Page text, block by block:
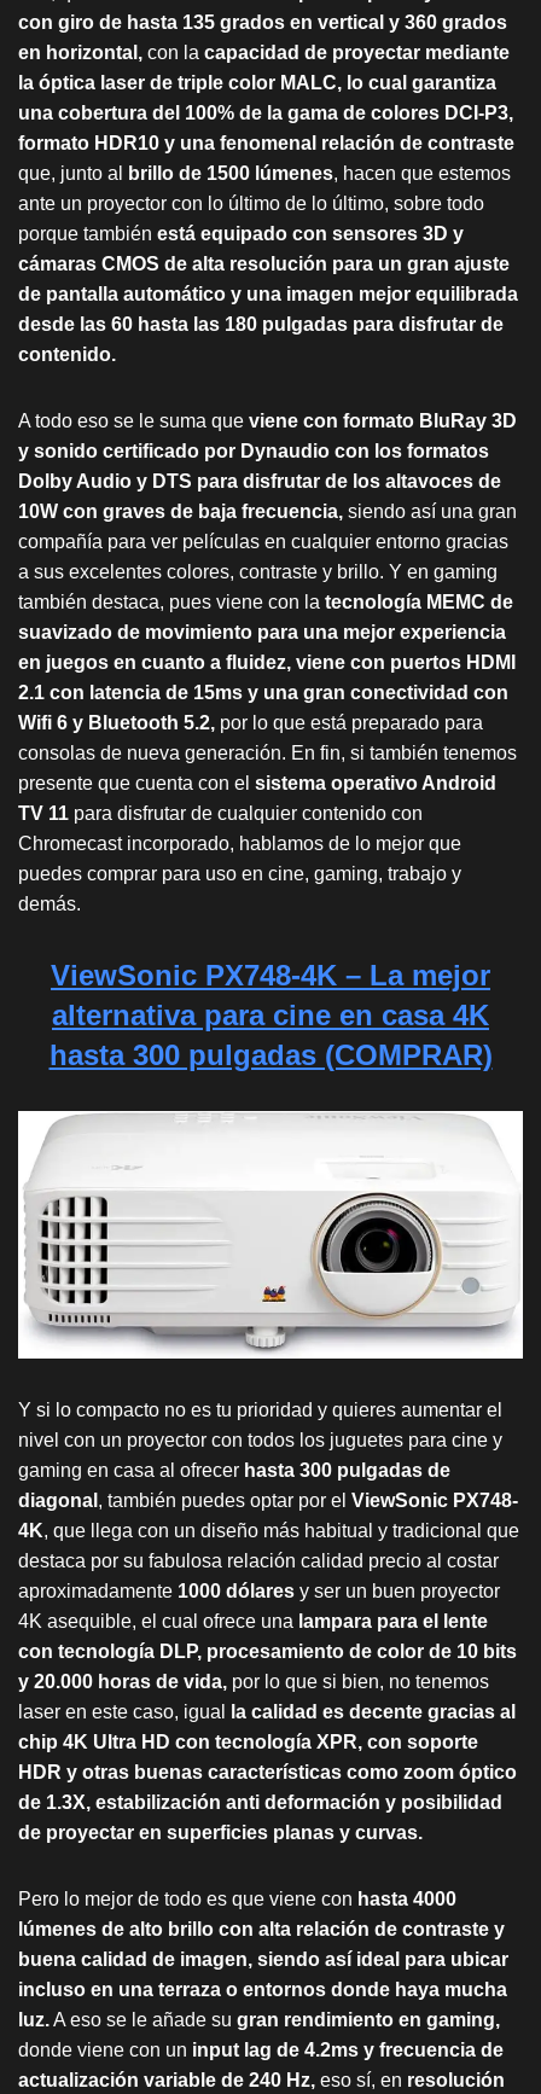
con giro de hasta 135 grados en vertical y 360 grados
en horizontal, con la capacidad de proyectar mediante
la óptica laser de triple color MALC, lo cual garantiza
una cobertura del 100% de la gama de colores DCI-P3,
formato HDR10 y una fenomenal relación de contraste
que, junto al
brillo de 1500 lúmenes, hacen que estemos
ante un proyector con lo último de lo último, sobre todo
porque también está equipado con sensores 3D y
cámaras CMOS de alta resolución para un gran ajuste
de pantalla automático y una imagen mejor equilibrada
desde las 60 hasta las 180 pulgadas para disfrutar de
contenido.
A todo eso se le suma que viene con formato BluRay 3D
y sonido certificado por Dynaudio con los formatos
Dolby Audio y DTS para disfrutar de los altavoces de
10W con graves de baja frecuencia, siendo así una gran
compañía para ver películas en cualquier entorno gracias
a sus excelentes colores, contraste y brillo. Y en gaming
también destaca, pues viene con la tecnología MEMC de
suavizado de movimiento para una mejor experiencia
en juegos en cuanto a fluidez, viene con puertos HDMI
2.1 con latencia de 15ms y una gran conectividad con
Wifi 6 y Bluetooth 5.2, por lo que está preparado para
consolas de nueva generación. En fin, si también tenemos
presente que cuenta con el sistema operativo Android
TV 11 para disfrutar de cualquier contenido con
Chromecast incorporado, hablamos de lo mejor que
puedes comprar para uso en cine, gaming, trabajo y
demás.
ViewSonic PX748-4K – La mejor
alternativa para cine en casa 4K
hasta 300 pulgadas (COMPRAR)
Y si lo compacto no es tu prioridad y quieres aumentar el
nivel con un proyector con todos los juguetes para cine y
gaming en casa al ofrecer hasta 300 pulgadas de
diagonal , también puedes optar por el ViewSonic PX748-
4K, que llega con un diseño más habitual y tradicional que
destaca por su fabulosa relación calidad precio al costar
aproximadamente 1000 dólares y ser un buen proyector
4K asequible, el cual ofrece una lampara para el lente
con tecnología DLP, procesamiento de color de 10 bits
y 20.000 horas de vida, por lo que si bien, no tenemos
laser en este caso, igual
la calidad es decente gracias al
chip 4K Ultra HD con tecnología XPR, con soporte
HDR y otras buenas características como zoom óptico
de 1.3X, estabilización anti deformación y posibilidad
de proyectar en superficies planas y curvas.
Pero lo mejor de todo es que viene con hasta 4000
lúmenes de alto brillo con alta relación de contraste y
buena calidad de imagen, siendo así ideal para ubicar
incluso en una terraza o entornos donde haya mucha
luz.A eso se le añade su gran rendimiento en gaming,
donde viene con un input lag de 4.2ms y frecuencia de
actualización variable de 240 Hz, eso sí, en resolución